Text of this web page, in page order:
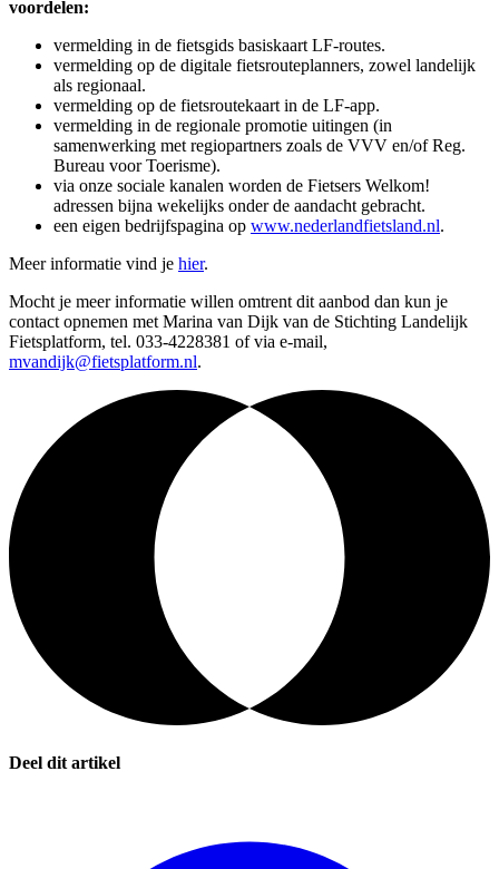
voordelen:
vermelding in de fietsgids basiskaart LF-routes.
vermelding op de digitale fietsrouteplanners, zowel landelijk
als regionaal.
vermelding op de fietsroutekaart in de LF-app.
vermelding in de regionale promotie uitingen (in
samenwerking met regiopartners zoals de VVV en/of Reg.
Bureau voor Toerisme).
via onze sociale kanalen worden de Fietsers Welkom!
adressen bijna wekelijks onder de aandacht gebracht.
een eigen bedrijfspagina op www.nederlandfietsland.nl.
Meer informatie vind je hier.
Mocht je meer informatie willen omtrent dit aanbod dan kun je
contact opnemen met Marina van Dijk van de Stichting Landelijk
Fietsplatform, tel. 033-4228381 of via e-mail,
mvandijk@fietsplatform.nl.
Deel dit artikel